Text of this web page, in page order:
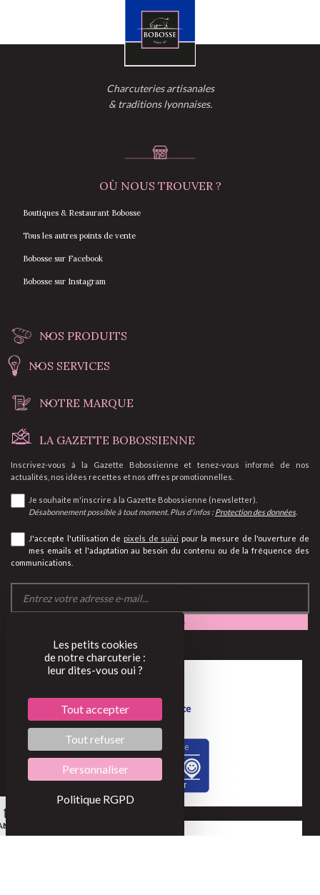
Charcuteries artisanales
& traditions lyonnaises.
OÙ NOUS TROUVER ?
Boutiques & Restaurant Bobosse
Tous les autres points de vente
Bobosse sur Facebook
Bobosse sur Instagram
NOS PRODUITS
NOS SERVICES
NOTRE MARQUE
LA GAZETTE BOBOSSIENNE
Inscrivez-vous à la Gazette Bobossienne et tenez-vous informé de nos
actualités, nos idées recettes et nos offres promotionnelles.
Je souhaite m'inscrire à la Gazette Bobossienne (newsletter).
Désabonnement possible à tout moment. Plus d'infos : Protection des données.
J'accepte l'utilisation de pixels de suivi pour la mesure de l'ouverture de
mes emails et l'adaptation au besoin du contenu ou de la fréquence des
communications.
Mon compte
Les petits cookies
de notre charcuterie :
leur dites-vous oui ?
Tout accepter
Tout refuser
Personnaliser
Politique RGPD